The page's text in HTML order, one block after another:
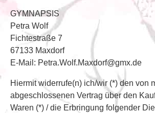
GYMNAPSIS
Petra Wolf
Fichtestraße 7
67133 Maxdorf
E-Mail: Petra.Wolf.Maxdorf@gmx.de
Hiermit widerrufe(n) ich/wir (*) den von
abgeschlossenen Vertrag über den
Waren (*) / die Erbringung folgender